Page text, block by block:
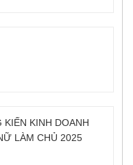
KIẾN KINH DOANH
LÀM CHỦ 2025